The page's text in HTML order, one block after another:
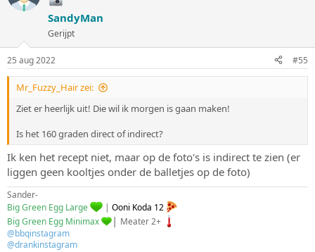
SandyMan
Gerijpt
25 aug 2022 #55
Mr_Fuzzy_Hair zei:
Ziet er heerlijk uit! Die wil ik morgen is gaan maken!
Is het 160 graden direct of indirect?
Ik ken het recept niet, maar op de foto's is indirect te zien (er
liggen geen kooltjes onder de balletjes op de foto)
Sander-
Big Green Egg Large
| Ooni Koda 12
Big Green Egg Minimax
| Meater 2+
@bbqinstagram
@drankinstagram